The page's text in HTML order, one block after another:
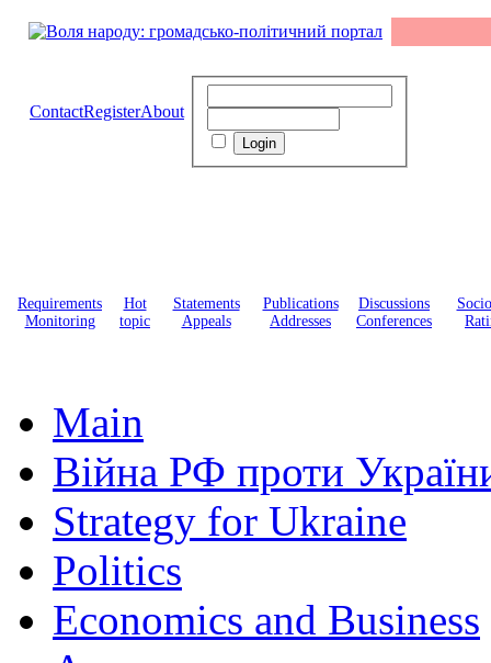
ContactRegisterAbout
Requirements
Monitoring
Hot
topic
Statements
Appeals
Publications
Addresses
Discussions
Conferences
Main
Війна РФ проти
Strategy for Ukraine
Politics
Economics and Business